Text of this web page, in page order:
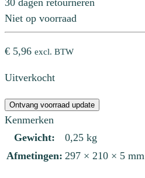
30 dagen retourneren
Niet op voorraad
€ 5,96 excl. BTW
Uitverkocht
Ontvang voorraad update
Kenmerken
Gewicht:
0,25 kg
Afmetingen: 297 × 210 × 5 mm